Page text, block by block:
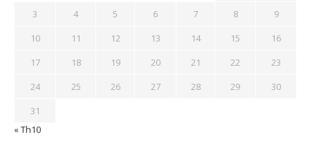
3
4 5 6 7 8
9
10
11 12 13 14 15
16
17
18 19 20 21 22
23
24
25 26 27 28 29
30
31
« Th10